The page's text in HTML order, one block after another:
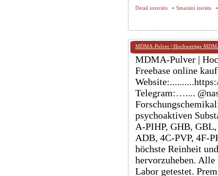
Detail inzerátu - Smazání izerátu
MDMA-Pulver | Hochwertige
MDMA-Pulver |
Freebase online
Telegram:…....
psychoaktiven
A-PIHP, GHB,
ADB, 4C-PVP, 4F-
höchste Reinheit
hervorzuheben. Alle
Labor getestet.